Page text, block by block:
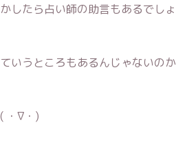
したら占い師の助言もあるでしょ
いうところもあるんじゃないのか
・∇・)